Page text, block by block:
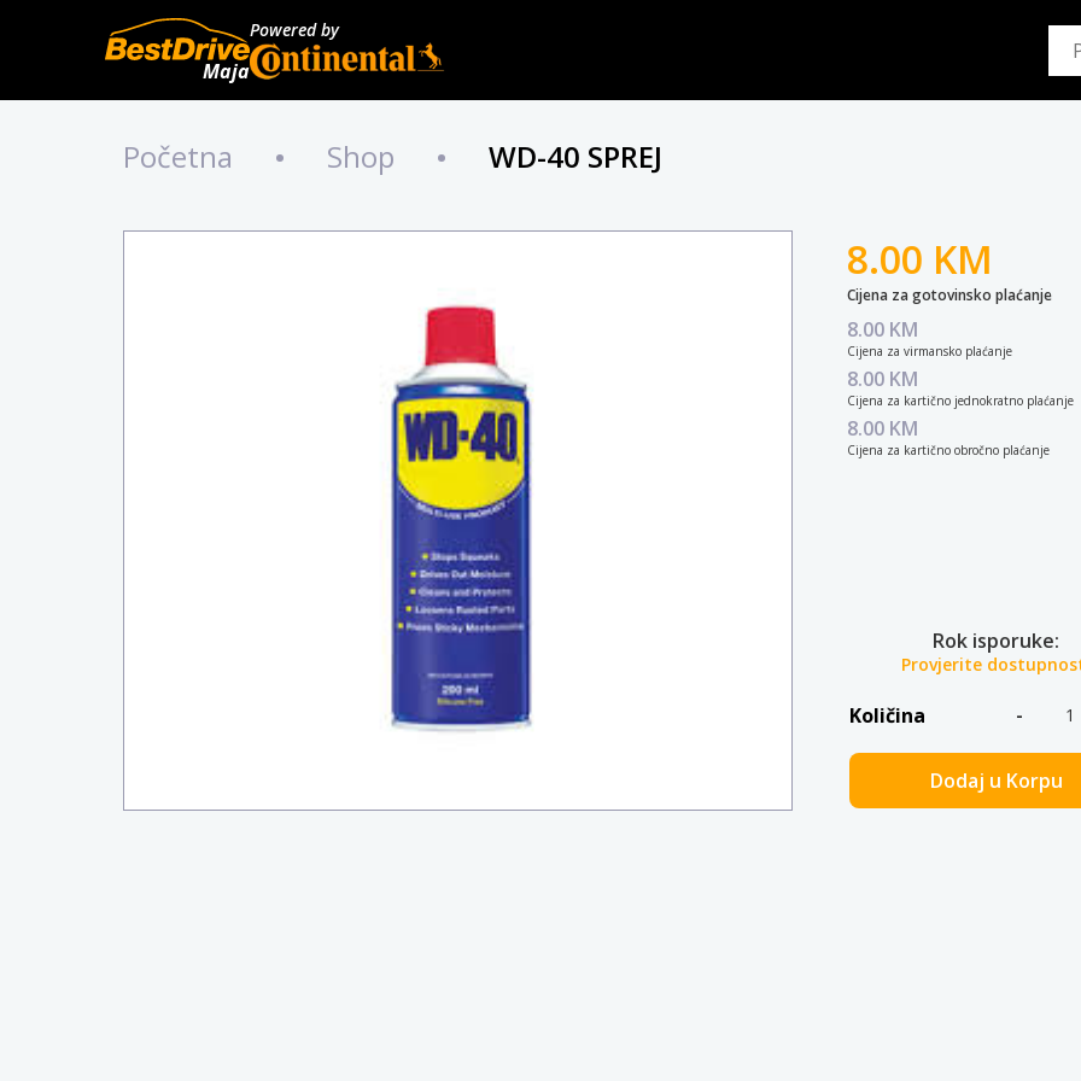
Maja
Powered by
Početna • Shop • WD-40 SPREJ
8.00 KM
Cijena za gotovinsko plaćanje
8.00 KM
Cijena za virmansko plaćanje
8.00 KM
Cijena za kartično jednokratno plaćanje
8.00 KM
Cijena za kartično obročno plaćanje
Rok isporuke:
Provjerite
Količina
Dodaj u Korpu